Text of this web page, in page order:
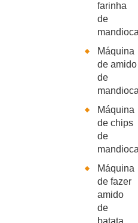
farinha
de
Máquina
de amido
de
Máquina
de chips
de
Máquina
de fazer
amido
de